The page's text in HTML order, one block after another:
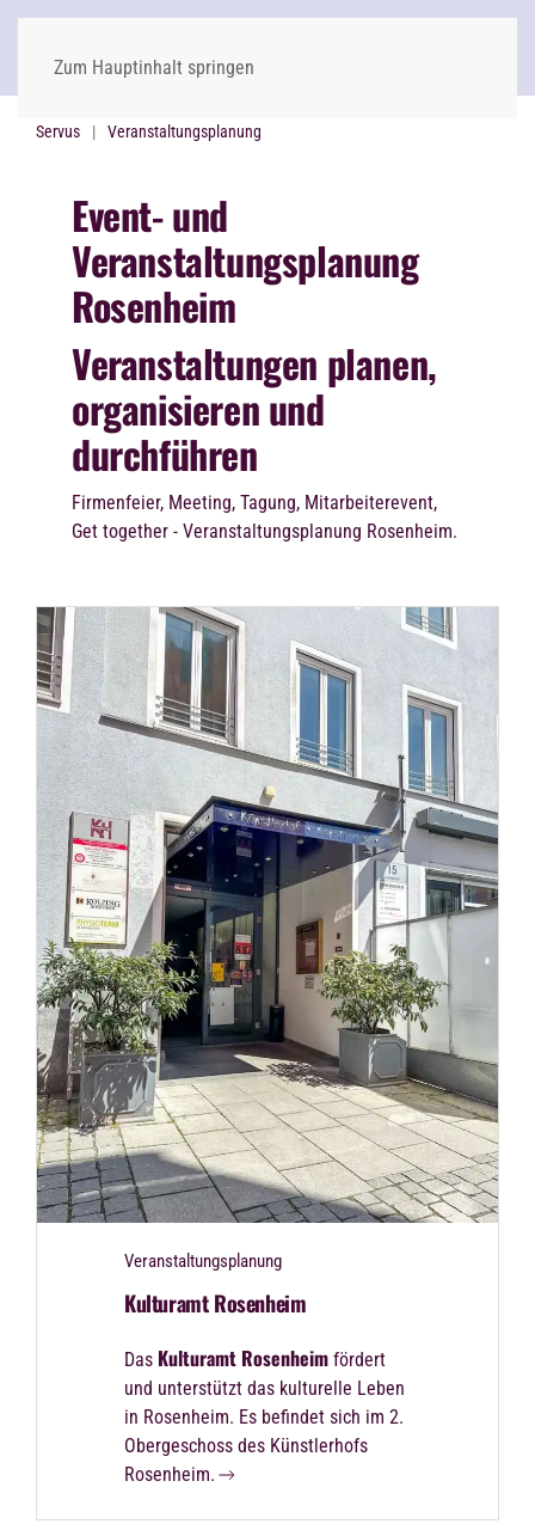
Zum Hauptinhalt springen
Servus Veranstaltungsplanung
Event- und
Veranstaltungsplanung
Rosenheim
Veranstaltungen planen,
organisieren und
durchführen
Firmenfeier, Meeting, Tagung, Mitarbeiterevent,
Get together - Veranstaltungsplanung Rosenheim.
Veranstaltungsplanung
Kulturamt Rosenheim
Das Kulturamt Rosenheim fördert
und unterstützt das kulturelle Leben
in Rosenheim. Es befindet sich im 2.
Obergeschoss des Künstlerhofs
Rosenheim.